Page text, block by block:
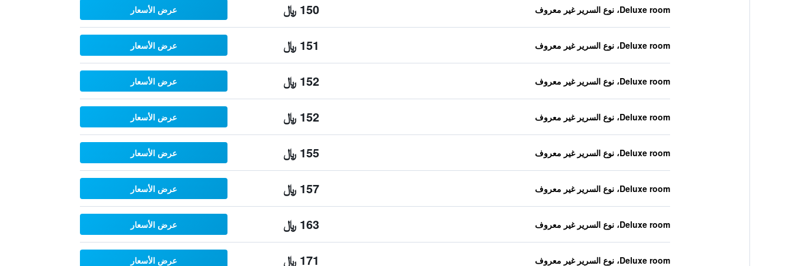
Deluxe room، نوع السرير غير معروف 150 ﷼ عرض الأسعار
Deluxe room، نوع السرير غير معروف 151 ﷼ عرض الأسعار
Deluxe room، نوع السرير غير معروف 152 ﷼ عرض الأسعار
Deluxe room، نوع السرير غير معروف 152 ﷼ عرض الأسعار
Deluxe room، نوع السرير غير معروف 155 ﷼ عرض الأسعار
Deluxe room، نوع السرير غير معروف 157 ﷼ عرض الأسعار
Deluxe room، نوع السرير غير معروف 163 ﷼ عرض الأسعار
Deluxe room، نوع السرير غير معروف 171 ﷼ عرض الأسعار